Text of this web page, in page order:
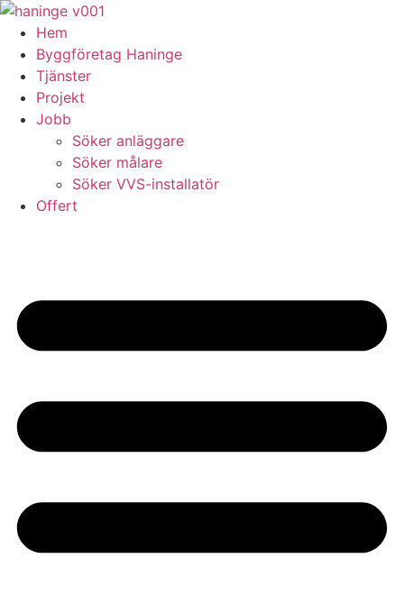
Skip
content
Hem
Byggföretag Haninge
Tjänster
Projekt
Jobb
Söker anläggare
Söker målare
Söker VVS-installatör
Offert